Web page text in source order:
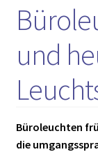
und
Büroleuchten
die